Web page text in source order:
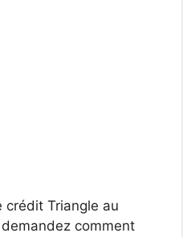
crédit Triangle au
comment